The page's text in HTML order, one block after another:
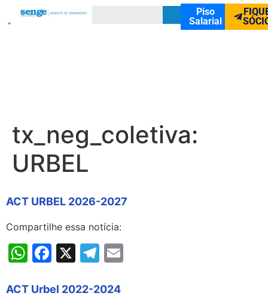
Piso
Salarial
tx_neg_coletiva:
URBEL
ACT URBEL 2026-2027
Compartilhe essa notícia:
WhatsApp
Facebook
X Telegram
ACT Urbel 2022-2024